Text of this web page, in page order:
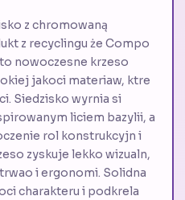
z chromowaną
z recyclingu że Compo
nowoczesne krzeso
jakoci materiaw, ktre
Siedzisko wyrnia si
liciem bazylii, a
rol konstrukcyjn i
zyskuje lekko wizualn,
i ergonomi. Solidna
charakteru i podkrela